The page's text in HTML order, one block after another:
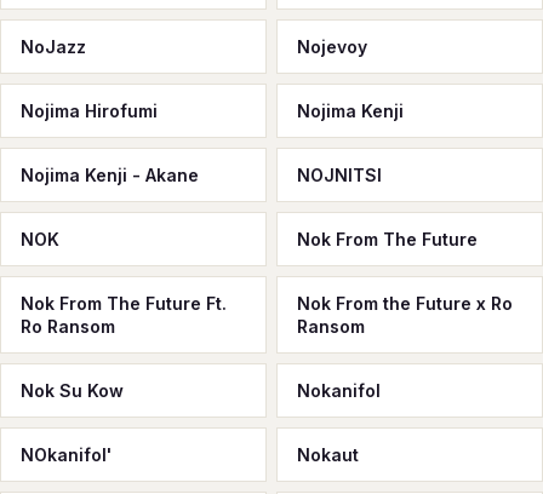
NoJazz Nojevoy
Nojima Hirofumi Nojima Kenji
Nojima Kenji - Akane NOJNITSI
NOK Nok From The Future
Nok From The Future Ft.
Ro Ransom
Nok From the Future x Ro
Ransom
Nok Su Kow Nokanifol
NOkanifol' Nokaut